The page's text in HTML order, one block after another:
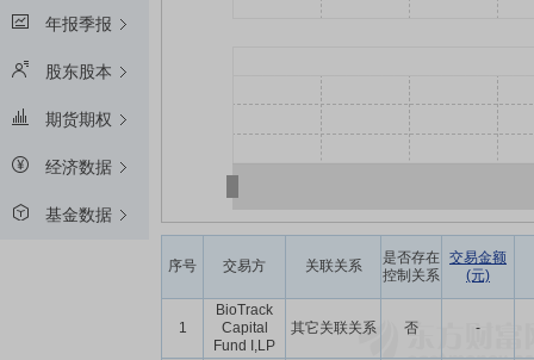
年报季报
股东股本
期货期权
经济数据
基金数据
序号 交易方 关联关系
是否存在
控制关系
交易金额
(元)
1
BioTrack
Capital
Fund I,LP
其它关联关系 否 -